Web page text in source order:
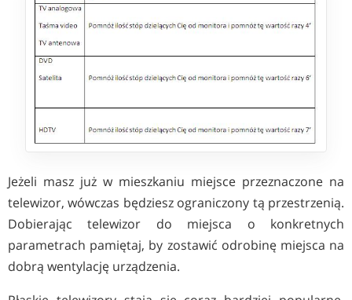
Jeżeli masz już w mieszkaniu miejsce przeznaczone na
telewizor, wówczas będziesz ograniczony tą przestrzenią.
Dobierając telewizor do miejsca o konkretnych
parametrach pamiętaj, by zostawić odrobinę miejsca na
dobrą wentylację urządzenia.